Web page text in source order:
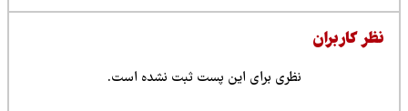
کاربران
نظری برای این پست ثبت نشده است.